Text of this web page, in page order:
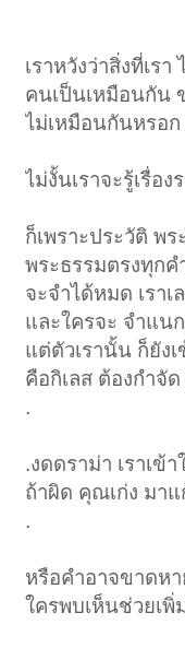
เราหวังว่าสิ่งที่เร
คนเป็นเหมือนกัน
ไม่เหมือนกันหรอ
ไม่งั้นเราจะรู้เรื่อ
ก็เพราะประวัติ พร
พระธรรมตรงทุกค
จะจำได้หมด เรา
และใครจะ จำแน
แต่ตัวเรานั้น ก็ยัง
คือกิเลส ต้องกำจั
.
.งดดราม่า เราเข้
ถ้าผิด คุณเก่ง มา
.
หรือคำอาจขาดห
ใครพบเห็นช่วยเพิ่